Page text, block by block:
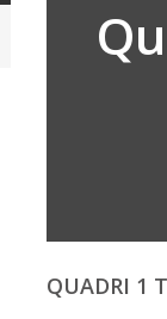
QUADRI 1